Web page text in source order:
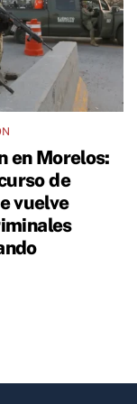
en Morelos:
de
vuelve